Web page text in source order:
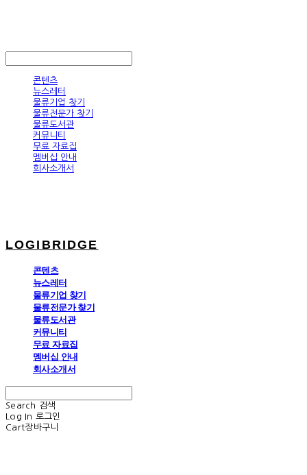
콘텐츠
뉴스레터
물류기업 찾기
물류전문가 찾기
물류도서관
커뮤니티
무료 자료집
멤버십 안내
회사소개서
LOGIBRIDGE
콘텐츠
뉴스레터
물류기업 찾기
물류전문가 찾기
물류도서관
커뮤니티
무료 자료집
멤버십 안내
회사소개서
Search
검색
Log In 로그인
Cart장바구니